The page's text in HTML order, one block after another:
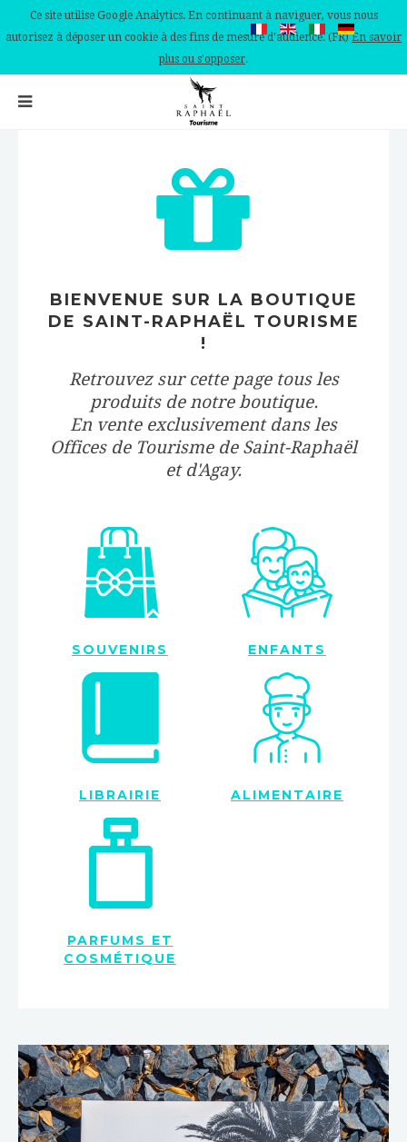
Ce site utilise Google Analytics. En continuant à naviguer, vous nous
autorisez à déposer un cookie à des fins de mesure d'audience. (FR)En savoir
plus ou s'opposer.
BIENVENUE SUR LA BOUTIQUE
DE SAINT-RAPHAËL TOURISME
!
Retrouvez sur cette page tous les
produits de notre boutique.
En vente exclusivement dans les
Offices de Tourisme de Saint-Raphaël
et d'Agay.
SOUVENIRS ENFANTS
LIBRAIRIE ALIMENTAIRE
PARFUMS ET
COSMÉTIQUE